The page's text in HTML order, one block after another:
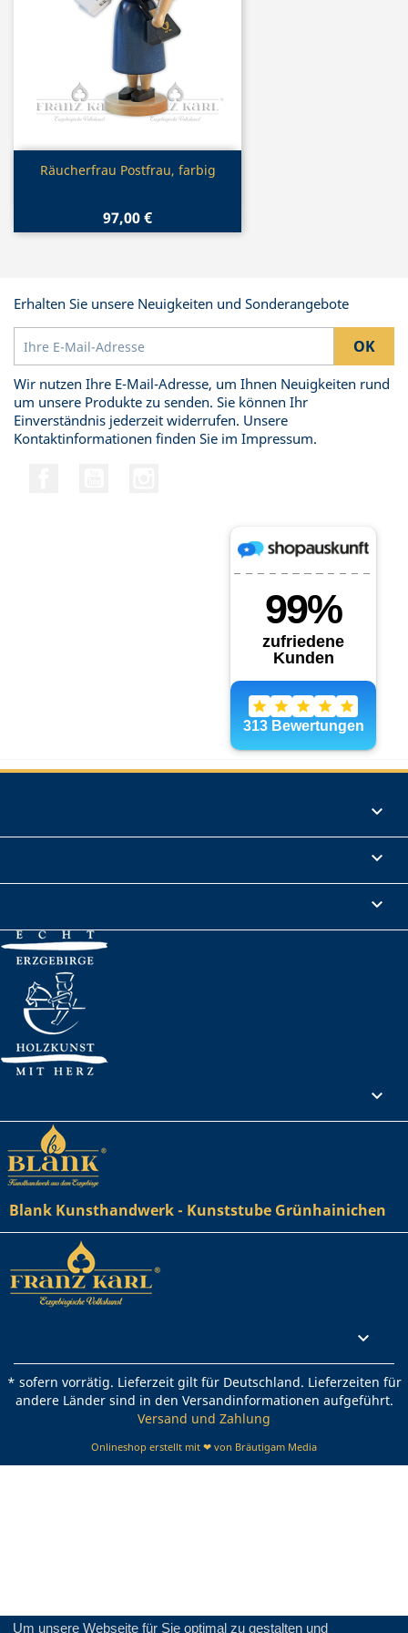
Um unsere Webseite für Sie optimal zu gestalten und
Vorschau
Räucherfrau Postfrau, farbig
97,00 €
Erhalten Sie unsere Neuigkeiten und Sonderangebote
Wir nutzen Ihre E-Mail-Adresse, um Ihnen Neuigkeiten rund
um unsere Produkte zu senden. Sie können Ihr
Einverständnis jederzeit widerrufen. Unsere
Kontaktinformationen finden Sie im Impressum.




Blank Kunsthandwerk - Kunststube Grünhainichen

* sofern vorrätig. Lieferzeit gilt für Deutschland. Lieferzeiten für
andere Länder sind in den Versandinformationen aufgeführt.
Versand und Zahlung
Onlineshop erstellt mit ❤ von Bräutigam Media